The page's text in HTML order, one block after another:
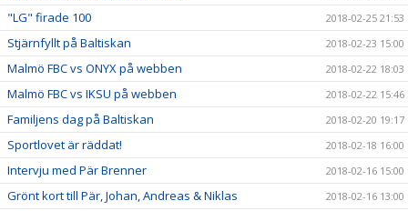
"LG" firade 100 2018-02-25 21:53
Stjärnfyllt på Baltiskan 2018-02-23 15:00
Malmö FBC vs ONYX på webben 2018-02-22 18:03
Malmö FBC vs IKSU på webben 2018-02-22 15:46
Familjens dag på Baltiskan 2018-02-20 19:17
Sportlovet är räddat! 2018-02-18 16:00
Intervju med Pär Brenner 2018-02-16 15:00
Grönt kort till Pär, Johan, Andreas & Niklas 2018-02-16 13:00